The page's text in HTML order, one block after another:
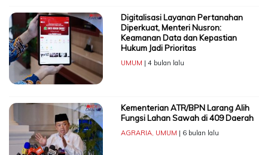
Digitalisasi Layanan Pertanahan
Diperkuat, Menteri Nusron:
Keamanan Data dan Kepastian
Hukum Jadi Prioritas
UMUM | 4 bulan lalu
Kementerian ATR/BPN Larang Alih
Fungsi Lahan Sawah di 409 Daerah
AGRARIA, UMUM | 6 bulan lalu